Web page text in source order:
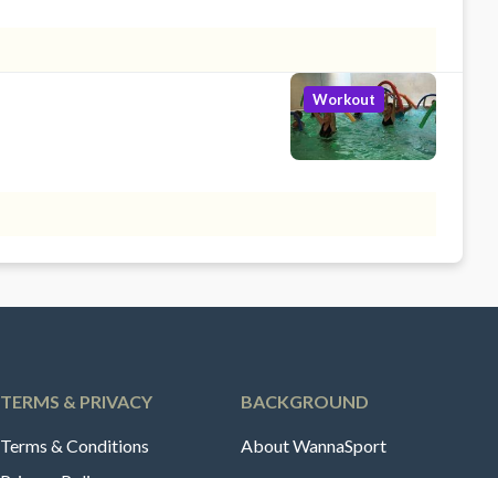
Workout
TERMS & PRIVACY
Terms & Conditions
BACKGROUND
About WannaSport